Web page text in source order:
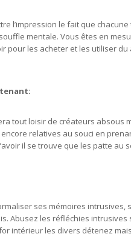
l’impression le fait que
mentale. Vous êtes en
pour les acheter et les utiliser
tout loisir de créateurs absous
relatives au souci en
il se trouve que les patte au
ses mémoires
Abusez les réfléchies
intérieur les divers détenez